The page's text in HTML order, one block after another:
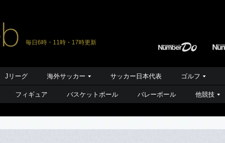
毎日6時・11時・17時更新
Jリーグ 海外サッカー サッカー日本代表 ゴルフ
フィギュア バスケットボール バレーボール 他競技